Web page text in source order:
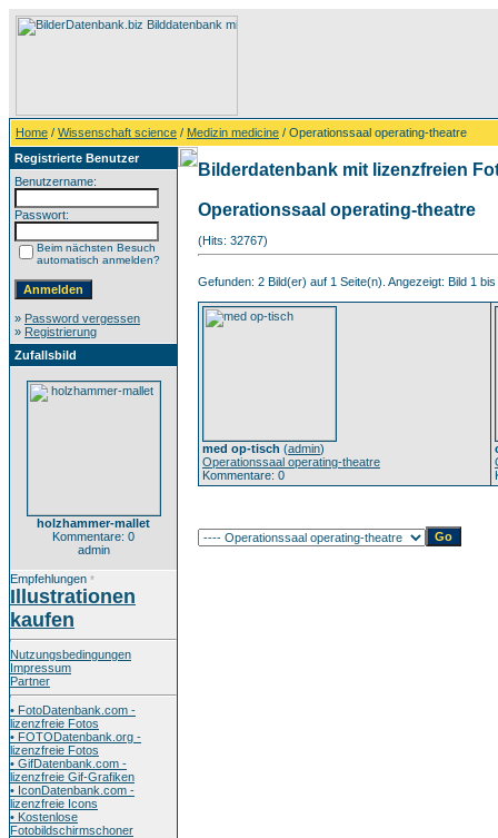
Home / Wissenschaft science / Medizin medicine / Operationssaal operating-theatre
Registrierte Benutzer
Benutzername:
Passwort:
Beim nächsten Besuch
automatisch anmelden?
» Password vergessen
» Registrierung
Zufallsbild
holzhammer-mallet
Kommentare: 0
admin
Empfehlungen *
Illustrationen
kaufen
Nutzungsbedingungen
Impressum
Partner
• FotoDatenbank.com -
lizenzfreie Fotos
• FOTODatenbank.org -
lizenzfreie Fotos
• GifDatenbank.com -
lizenzfreie Gif-Grafiken
• IconDatenbank.com -
lizenzfreie Icons
• Kostenlose
Fotobildschirmschoner
Bilderdatenbank mit lizenzfreien
Operationssaal operating-theatre
(Hits: 32767)
Gefunden: 2 Bild(er) auf 1 Seite(n). Angezeigt: Bild 1 bis
med op-tisch (admin)
Operationssaal operating-theatre
Kommentare: 0